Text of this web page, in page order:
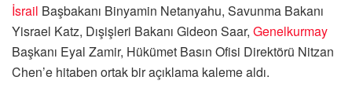
İsrail Başbakanı Binyamin Netanyahu, Savunma Bakanı
Yisrael Katz, Dışişleri Bakanı Gideon Saar, Genelkurmay
Başkanı Eyal Zamir, Hükümet Basın Ofisi Direktörü Nitzan
Chen’e hitaben ortak bir açıklama kaleme aldı.